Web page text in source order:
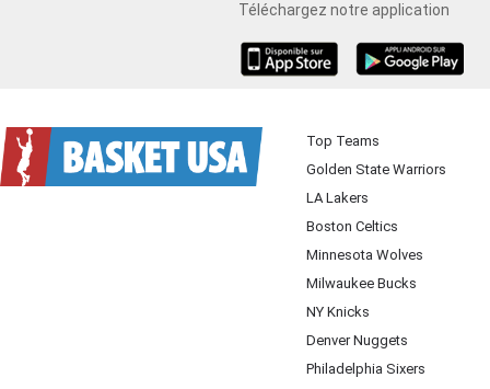
Téléchargez notre application
Top Teams
Golden State Warriors
LA Lakers
Boston Celtics
Minnesota Wolves
Milwaukee Bucks
NY Knicks
Denver Nuggets
Philadelphia Sixers